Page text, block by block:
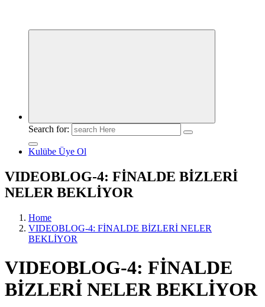
Search for:
Kulübe Üye Ol
VIDEOBLOG-4: FİNALDE BİZLERİ
NELER BEKLİYOR
Home
VIDEOBLOG-4: FİNALDE BİZLERİ NELER
BEKLİYOR
VIDEOBLOG-4: FİNALDE
BİZLERİ NELER BEKLİYOR